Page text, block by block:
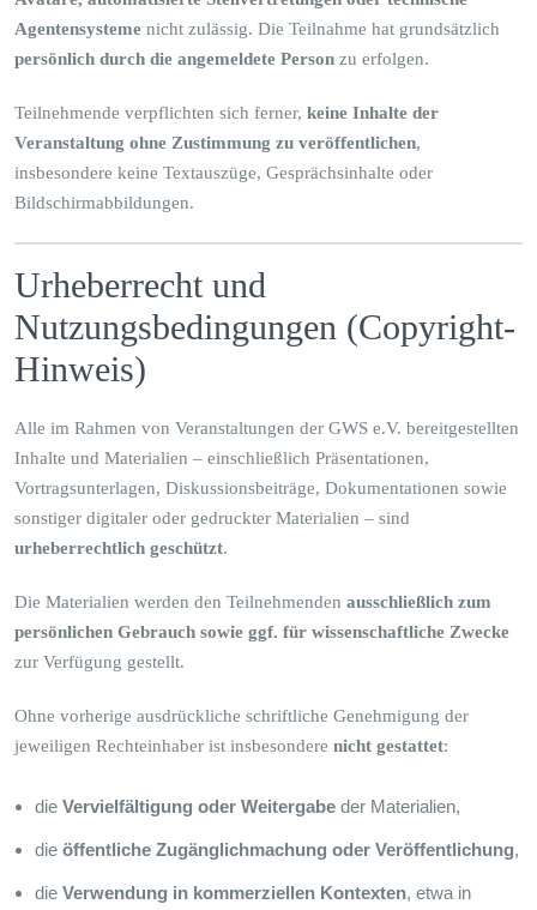
Agentensysteme nicht zulässig. Die Teilnahme hat grundsätzlich
persönlich durch die angemeldete Person zu erfolgen.
Teilnehmende verpflichten sich ferner, keine Inhalte der
Veranstaltung ohne Zustimmung zu veröffentlichen,
insbesondere keine Textauszüge, Gesprächsinhalte oder
Bildschirmabbildungen.
Urheberrecht und
Nutzungsbedingungen (Copyright-
Hinweis)
Alle im Rahmen von Veranstaltungen der GWS e.V. bereitgestellten
Inhalte und Materialien – einschließlich Präsentationen,
Vortragsunterlagen, Diskussionsbeiträge, Dokumentationen sowie
sonstiger digitaler oder gedruckter Materialien – sind
urheberrechtlich geschützt.
Die Materialien werden den Teilnehmenden ausschließlich zum
persönlichen Gebrauch sowie ggf. für wissenschaftliche Zwecke
zur Verfügung gestellt.
Ohne vorherige ausdrückliche schriftliche Genehmigung der
jeweiligen Rechteinhaber ist insbesondere nicht gestattet:
die Vervielfältigung oder Weitergabe der Materialien,
die öffentliche Zugänglichmachung oder Veröffentlichung,
die Verwendung in kommerziellen Kontexten, etwa in